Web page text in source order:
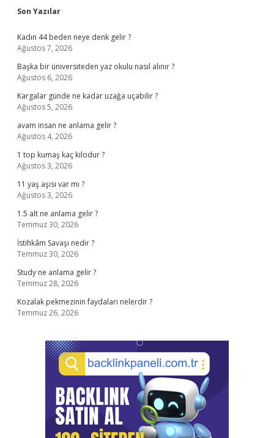
Sidebar
Son Yazılar
Kadın 44 beden neye denk gelir ?
Ağustos 7, 2026
Başka bir üniversiteden yaz okulu nasıl alınır ?
Ağustos 6, 2026
Kargalar günde ne kadar uzağa uçabilir ?
Ağustos 5, 2026
avam insan ne anlama gelir ?
Ağustos 4, 2026
1 top kumaş kaç kilodur ?
Ağustos 3, 2026
11 yaş aşısı var mı ?
Ağustos 3, 2026
1.5 alt ne anlama gelir ?
Temmuz 30, 2026
İstihkâm Savaşı nedir ?
Temmuz 30, 2026
Study ne anlama gelir ?
Temmuz 28, 2026
Kozalak pekmezinin faydaları nelerdir ?
Temmuz 26, 2026